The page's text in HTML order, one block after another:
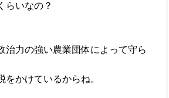
らいなの？
治力の強い農業団体によって守ら
をかけているからね。